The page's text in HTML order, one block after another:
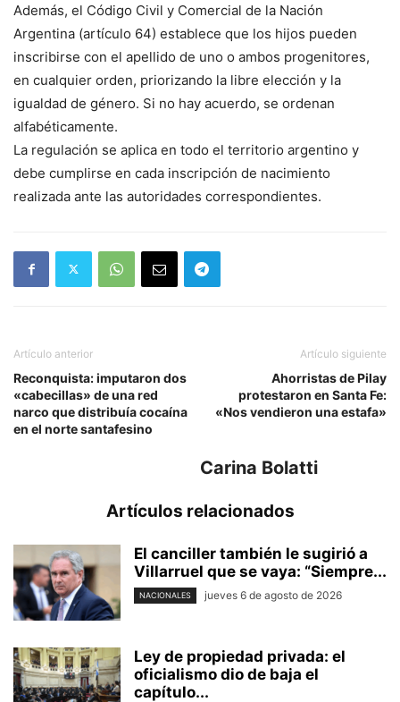
Además, el Código Civil y Comercial de la Nación
Argentina (artículo 64) establece que los hijos pueden
inscribirse con el apellido de uno o ambos progenitores,
en cualquier orden, priorizando la libre elección y la
igualdad de género. Si no hay acuerdo, se ordenan
alfabéticamente.
La regulación se aplica en todo el territorio argentino y
debe cumplirse en cada inscripción de nacimiento
realizada ante las autoridades correspondientes.
Artículo anterior
Reconquista: imputaron dos
«cabecillas» de una red
narco que distribuía cocaína
en el norte santafesino
Artículo siguiente
Ahorristas de Pilay
protestaron en Santa Fe:
«Nos vendieron una estafa»
Carina Bolatti
Artículos relacionados
El canciller también le sugirió a
Villarruel que se vaya: “Siempre...
NACIONALES jueves 6 de agosto de 2026
Ley de propiedad privada: el
oficialismo dio de baja el
capítulo...